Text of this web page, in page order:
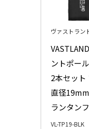
ヴァストラン
ントポー
2本セッ
直径
ランタン
VL-TP19-BLK